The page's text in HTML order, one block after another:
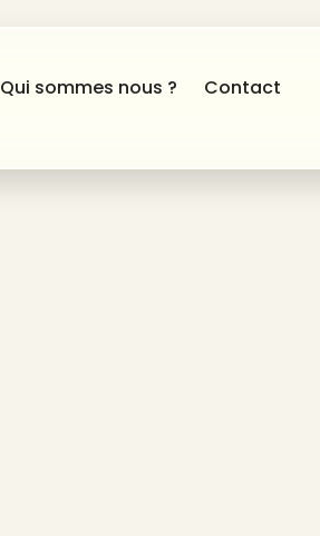
Qui sommes nous ? Contact